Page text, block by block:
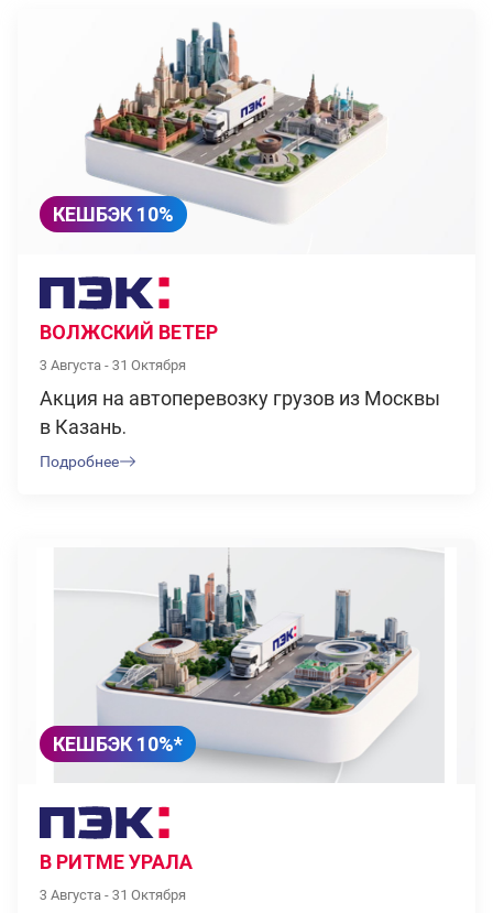
КЕШБЭК 10%
ВОЛЖСКИЙ ВЕТЕР
3 Августа - 31 Октября
Акция на автоперевозку грузов из Москвы
в Казань.
Подробнее
КЕШБЭК 10%*
В РИТМЕ УРАЛА
3 Августа - 31 Октября